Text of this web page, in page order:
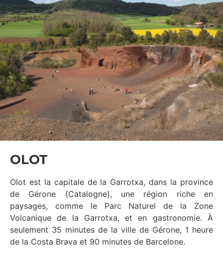
OLOT
Olot est la capitale de la Garrotxa, dans la province
de Gérone (Catalogne), une région riche en
paysages, comme le Parc Naturel de la Zone
Volcanique de la Garrotxa, et en gastronomie. À
seulement 35 minutes de la ville de Gérone, 1 heure
de la Costa Brava et 90 minutes de Barcelone.